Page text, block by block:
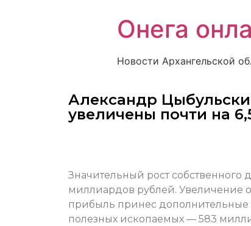
Онега
Новости Архангельской
Александр
увеличены почти на
Значительный рост собственного
миллиардов рублей. Увеличение
прибыль принес
полезных ископаемых — 583